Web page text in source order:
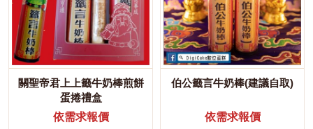
關聖帝君上上籤牛奶棒煎餅
蛋捲禮盒
依需求報價
伯公籤言牛奶棒(建議自取)
依需求報價